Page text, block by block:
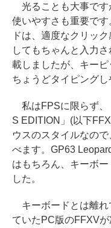
光ることも大事です
使いやすさも重要で
ドは、適度なクリッ
してもちゃんと入力
載しましたが、キー
ちょうどタイピングし
私はFPSに限らず、
S EDITION」(以下
ウスのスタイルなの
べます。GP63
はもちろん、キーボ
した。
キーボードとは離れ
ていたPC版のFFXV